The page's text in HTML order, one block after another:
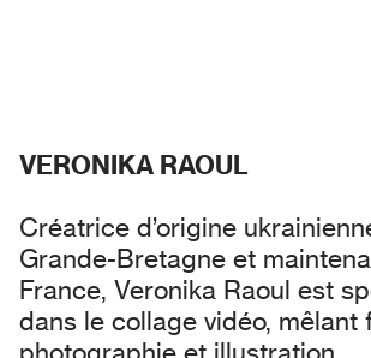
VERONIKA RAOUL
Créatrice d’origine
Grande-Bretagne et
France, Veronika Raoul est
dans le collage vidéo, mêlant
photographie et illustration.